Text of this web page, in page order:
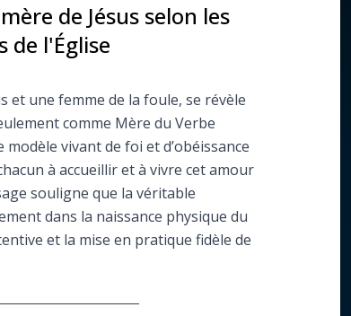
le monde
de Jésus selon les
de l'Église
et une femme de la foule, se révèle
comme Mère du Verbe
vivant de foi et d’obéissance
à accueillir et à vivre cet amour
souligne que la véritable
dans la naissance physique du
et la mise en pratique fidèle de